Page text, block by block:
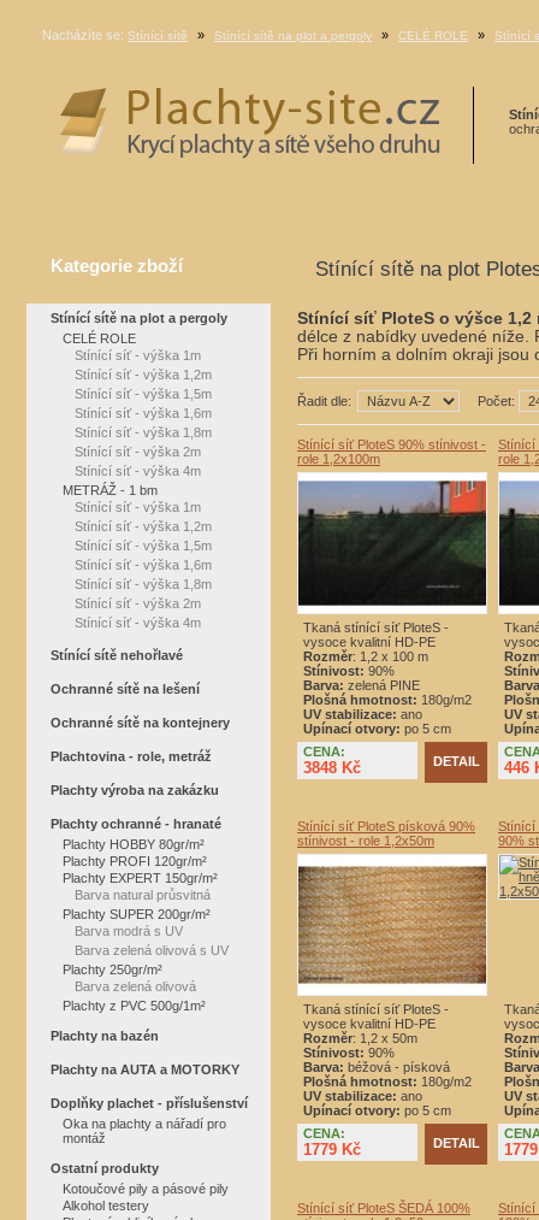
Nacházíte se: Stínící sítě » Stínící sítě na plot a pergoly » CELÉ ROLE » Stínící
Stínící sítě na plot
Stínící síť PloteS o výšce 1,2
délce z nabídky uvedené níže.
Při horním a dolním okraji jsou
Řadit dle: Počet:
Stínící síť PloteS 90% stínivost -
role 1,2x100m
Stínící
role
Tkaná stínící síť PloteS -
vysoce kvalitní HD-PE
Rozměr: 1,2 x 100 m
Stínivost: 90%
Barva: zelená PINE
Plošná hmotnost: 180g/m2
UV stabilizace: ano
Upínací otvory: po 5 cm
UV
CENA:
3848 Kč DETAIL 446
Stínící síť PloteS písková 90%
stínivost - role 1,2x50m
Stínící
90%
Tkaná stínící síť PloteS -
vysoce kvalitní HD-PE
Rozměr: 1,2 x 50m
Stínivost: 90%
Barva: béžová - písková
Plošná hmotnost: 180g/m2
UV stabilizace: ano
Upínací otvory: po 5 cm
UV
CENA:
1779 Kč DETAIL
Stínící síť PloteS ŠEDÁ 100%
Stínící
Kategorie zboží
Stínící sítě na plot a pergoly
CELÉ ROLE
Stínící síť - výška 1m
Stínící síť - výška 1,2m
Stínící síť - výška 1,5m
Stínící síť - výška 1,6m
Stínící síť - výška 1,8m
Stínící síť - výška 2m
Stínící síť - výška 4m
METRÁŽ - 1 bm
Stínící síť - výška 1m
Stínící síť - výška 1,2m
Stínící síť - výška 1,5m
Stínící síť - výška 1,6m
Stínící síť - výška 1,8m
Stínící síť - výška 2m
Stínící síť - výška 4m
Stínící sítě nehořlavé
Ochranné sítě na lešení
Ochranné sítě na kontejnery
Plachtovina - role, metráž
Plachty výroba na zakázku
Plachty ochranné - hranaté
Plachty HOBBY 80gr/m²
Plachty PROFI 120gr/m²
Plachty EXPERT 150gr/m²
Barva natural průsvitná
Plachty SUPER 200gr/m²
Barva modrá s UV
Barva zelená olivová s UV
Plachty 250gr/m²
Barva zelená olivová
Plachty z PVC 500g/1m²
Plachty na bazén
Plachty na AUTA a MOTORKY
Doplňky plachet - příslušenství
Oka na plachty a nářadí pro
montáž
Ostatní produkty
Kotoučové pily a pásové pily
Alkohol testery